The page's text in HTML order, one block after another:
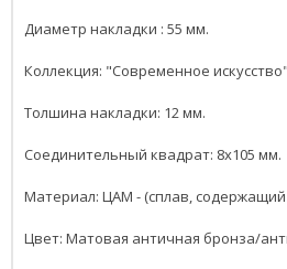
Диаметр накладки : 55 мм.
Коллекция: "Современное искусство"
Толшина накладки: 12 мм.
Соединительный квадрат: 8x105 мм.
Материал: ЦАМ - (сплав,
Цвет: Матовая античная бронза/